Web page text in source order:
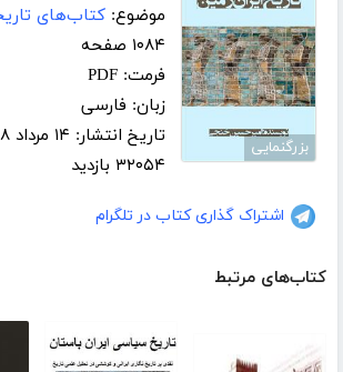
بزرگنمایی
موضوع: کتاب‌های
۱۰۸۴ صفحه
فرمت: PDF
زبان: فارسی
تاریخ انتشار: ۱۴ مرداد ۱۳۹۸
۳۲۰۵۴ بازدید
اشتراک گذاری کتاب در تلگرام
کتاب‌های مرتبط